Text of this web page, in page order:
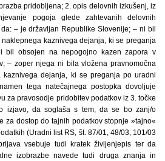
pridobljena; 2. opis delovnih izkušenj, iz
pogoja glede zahtevanih delovnih
– je državljan Republike Slovenije; – ni bil
kaznivega dejanja, ki se preganja
bil obsojen na nepogojno kazen zapora v
– zoper njega ni bila vložena pravnomočna
kaznivega dejanja, ki se preganja po uradni
tega natečajnega postopka dovoljuje
za pravosodje pridobitev podatkov iz 3. točke
izjavo, da soglaša s tem, da se bo zanj/o
za dostop do tajnih podatkov stopnje »tajno«
(Uradni list RS, št. 87/01, 48/03, 101/03
vsebuje tudi kratek življenjepis ter da
izobrazbe navede tudi druga znanja in